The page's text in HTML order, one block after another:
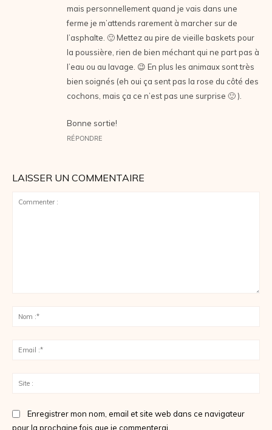
mais personnellement quand je vais dans une
ferme je m’attends rarement à marcher sur de
l’asphalte. 🙂 Mettez au pire de vieille baskets pour
la poussière, rien de bien méchant qui ne part pas à
l’eau ou au lavage. 😉 En plus les animaux sont très
bien soignés (eh oui ça sent pas la rose du côté des
cochons, mais ça ce n’est pas une surprise 🙂 ).
Bonne sortie!
RÉPONDRE
LAISSER UN COMMENTAIRE
Enregistrer mon nom, email et site web dans ce navigateur
pour la prochaine fois que je commenterai.